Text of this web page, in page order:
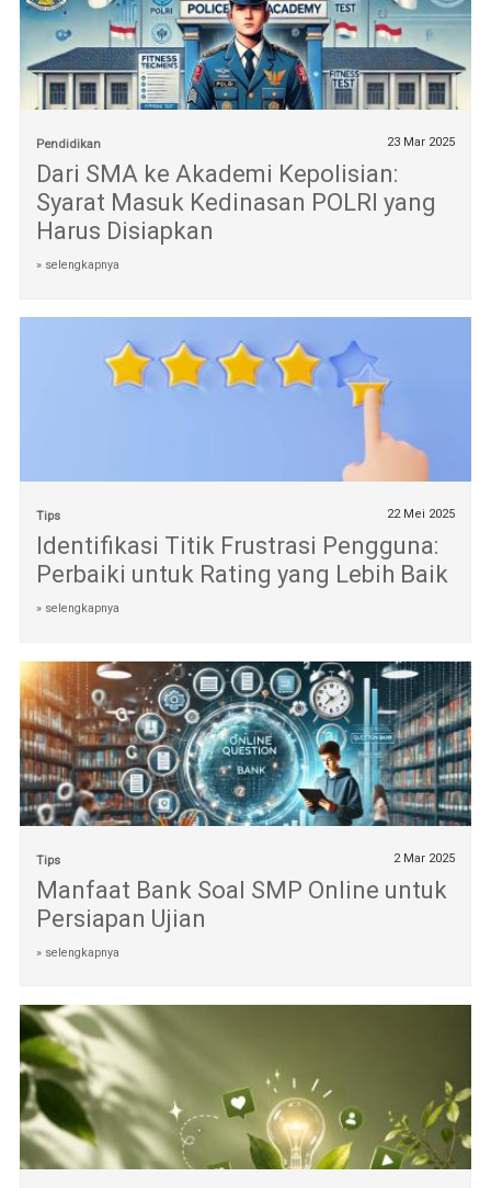
Pendidikan 23 Mar 2025
Dari SMA ke Akademi Kepolisian:
Syarat Masuk Kedinasan POLRI yang
Harus Disiapkan
» selengkapnya
Tips 22 Mei 2025
Identifikasi Titik Frustrasi Pengguna:
Perbaiki untuk Rating yang Lebih Baik
» selengkapnya
Tips 2 Mar 2025
Manfaat Bank Soal SMP Online untuk
Persiapan Ujian
» selengkapnya